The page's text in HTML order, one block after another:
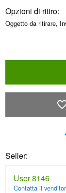
Opzioni di ritiro:
Oggetto da ritirare,
Seller:
User 8146
Contatta il